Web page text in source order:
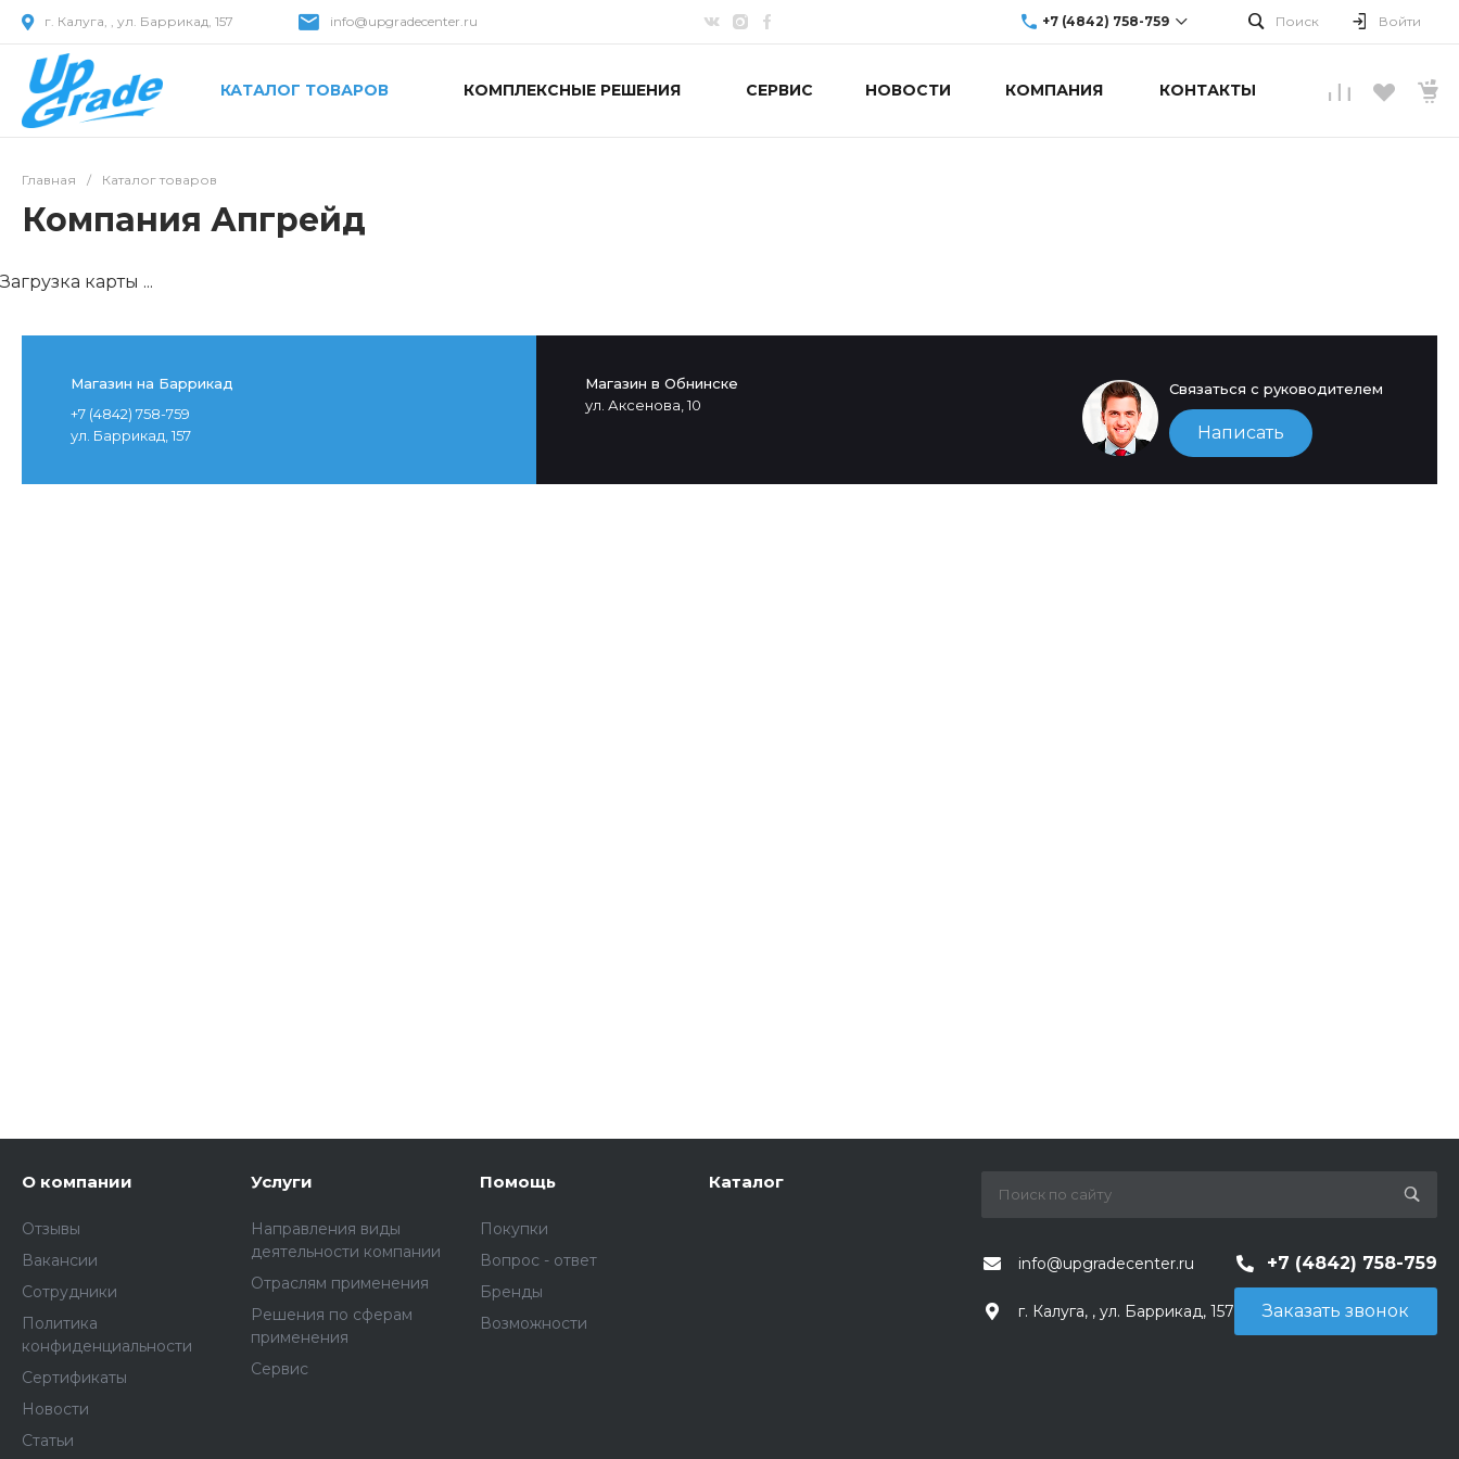
г. Калуга, , ул. Баррикад, 157 info@upgradecenter.ru +7 (4842) 758-759
г. Обнинск, ул.
Поиск Войти
КАТАЛОГ ТОВАРОВ КОМПЛЕКСНЫЕ РЕШЕНИЯ СЕРВИС НОВОСТИ КОМПАНИЯ КОНТАКТЫ
Главная / Каталог товаров
Компания Апгрейд
Магазин на Баррикад
+7 (4842) 758-759
ул. Баррикад, 157
Магазин в Обнинске
ул. Аксенова, 10
Связаться с руководителем
Написать
Загрузка карты ...
О компании
Отзывы
Вакансии
Сотрудники
Политика
конфиденциальности
Сертификаты
Новости
Статьи
Услуги
Направления виды
деятельности компании
Отраслям применения
Решения по сферам
применения
Сервис
Помощь
Покупки
Вопрос - ответ
Бренды
Возможности
Каталог
info@upgradecenter.ru +7 (4842) 758-759
г. Калуга, , ул. Баррикад, 157 Заказать звонок